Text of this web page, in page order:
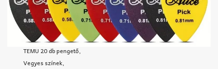
TEMU 20 db pengető,
Vegyes színek,